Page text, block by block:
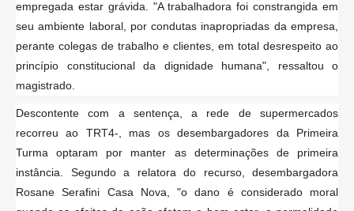
empregada estar grávida. "A trabalhadora foi constrangida em
seu ambiente laboral, por condutas inapropriadas da empresa,
perante colegas de trabalho e clientes, em total desrespeito ao
princípio constitucional da dignidade humana", ressaltou o
magistrado.
Descontente com a sentença, a rede de supermercados
recorreu ao TRT4-, mas os desembargadores da Primeira
Turma optaram por manter as determinações de primeira
instância. Segundo a relatora do recurso, desembargadora
Rosane Serafini Casa Nova, "o dano é considerado moral